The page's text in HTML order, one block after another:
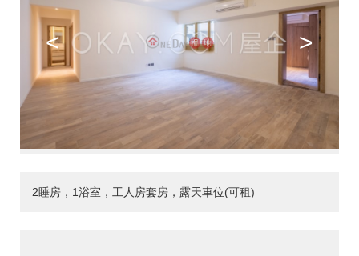
< >
2睡房，1浴室，工人房套房，露天車位(可租)